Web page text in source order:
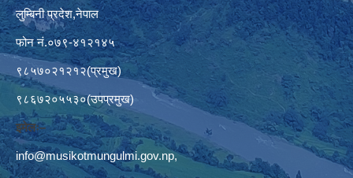
लुम्बिनी प्रदेश,नेपाल
फोन नं.०७९-४१२१४५
९८५७०२१२१२(प्रमुख)
९८६७२०५५३०(उपप्रमुख)
इमेलः–
info@musikotmungulmi.gov.np,